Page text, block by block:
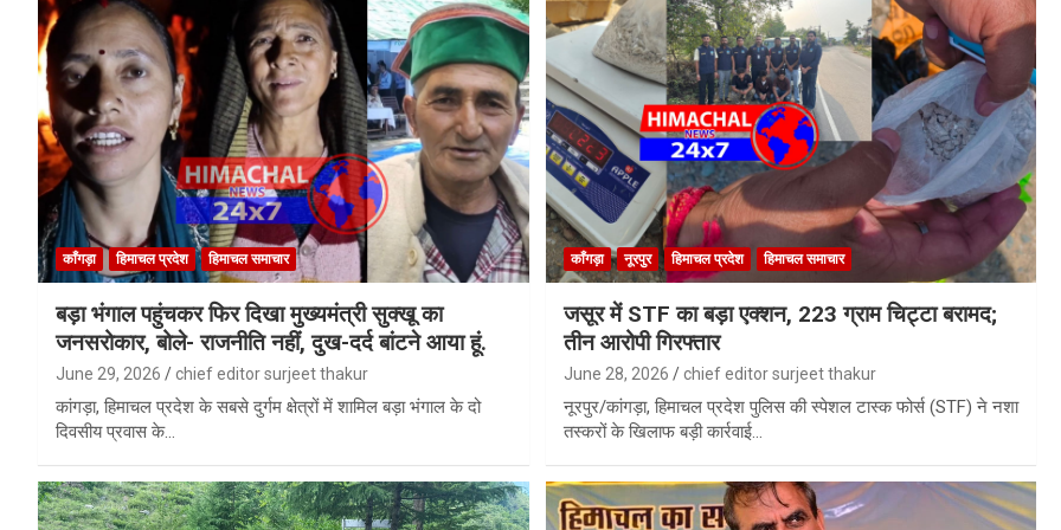
काँगड़ा हिमाचल प्रदेश हिमाचल समाचार
बड़ा भंगाल पहुंचकर फिर दिखा मुख्यमंत्री सुक्खू का
जनसरोकार, बोले- राजनीति नहीं, दुख-दर्द बांटने आया हूं.
June 29, 2026 chief editor surjeet thakur
कांगड़ा, हिमाचल प्रदेश के सबसे दुर्गम क्षेत्रों में शामिल बड़ा भंगाल के दो
दिवसीय प्रवास के…
काँगड़ा नूरपुर हिमाचल प्रदेश हिमाचल समाचार
जसूर में STF का बड़ा एक्शन, 223 ग्राम चिट्टा बरामद;
तीन आरोपी गिरफ्तार
June 28, 2026 chief editor surjeet thakur
नूरपुर/कांगड़ा, हिमाचल प्रदेश पुलिस की स्पेशल टास्क फोर्स (STF) ने नशा
तस्करों के खिलाफ बड़ी कार्रवाई…